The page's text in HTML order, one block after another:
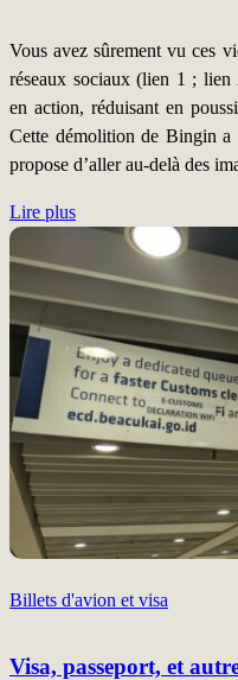
Vous avez sûrement vu ces
réseaux sociaux (lien 1 ; lien
en action, réduisant en
Cette démolition de Bingin
propose d’aller au-delà des
Lire plus
Billets d'avion et visa
Visa, passeport, et